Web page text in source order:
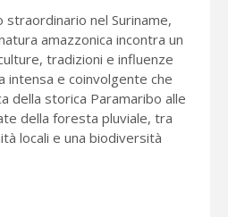
straordinario nel Suriname,
amazzonica incontra un
tradizioni e influenze
intensa e coinvolgente che
della storica Paramaribo alle
della foresta pluviale, tra
locali e una biodiversità